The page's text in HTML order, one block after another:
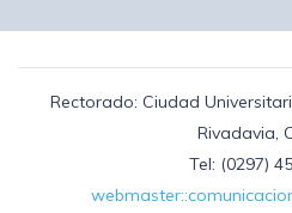
Rectorado: Ciudad
Rivadavia,
Tel: (0297)